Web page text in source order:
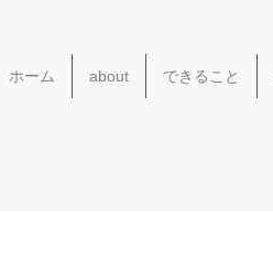
ホーム about できること